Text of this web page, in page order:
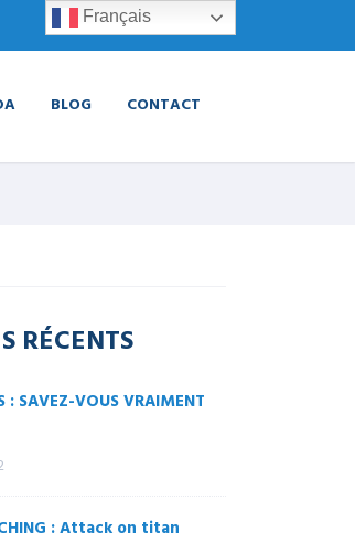
BLOG CONTACT
RÉCENTS
: SAVEZ-VOUS VRAIMENT
: Attack on titan
Français